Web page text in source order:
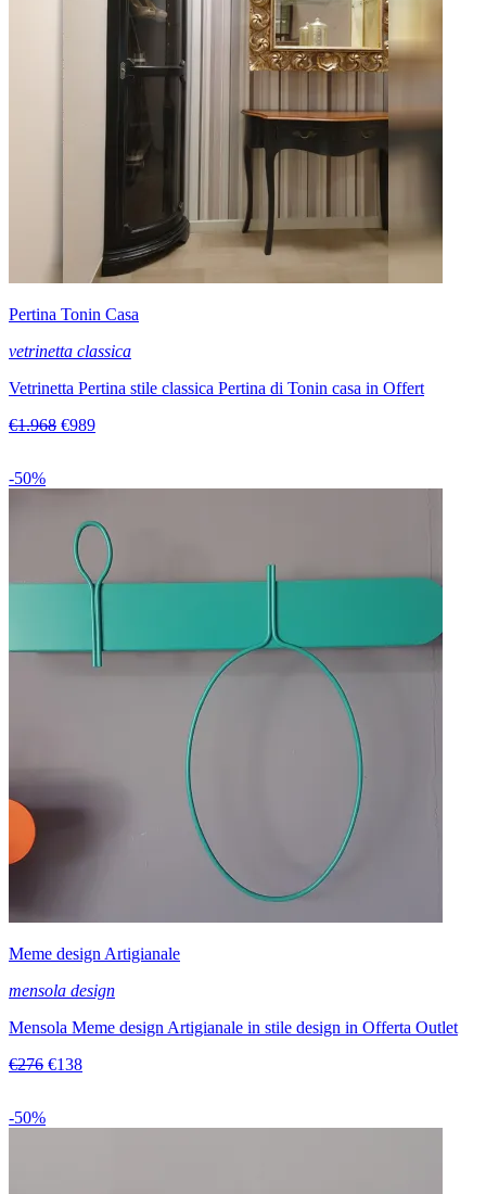
Pertina Tonin Casa
vetrinetta classica
Vetrinetta Pertina stile classica Pertina di Tonin casa in Offert
€1.968 €989
-50%
Meme design Artigianale
mensola design
Mensola Meme design Artigianale in stile design in Offerta Outlet
€276 €138
-50%